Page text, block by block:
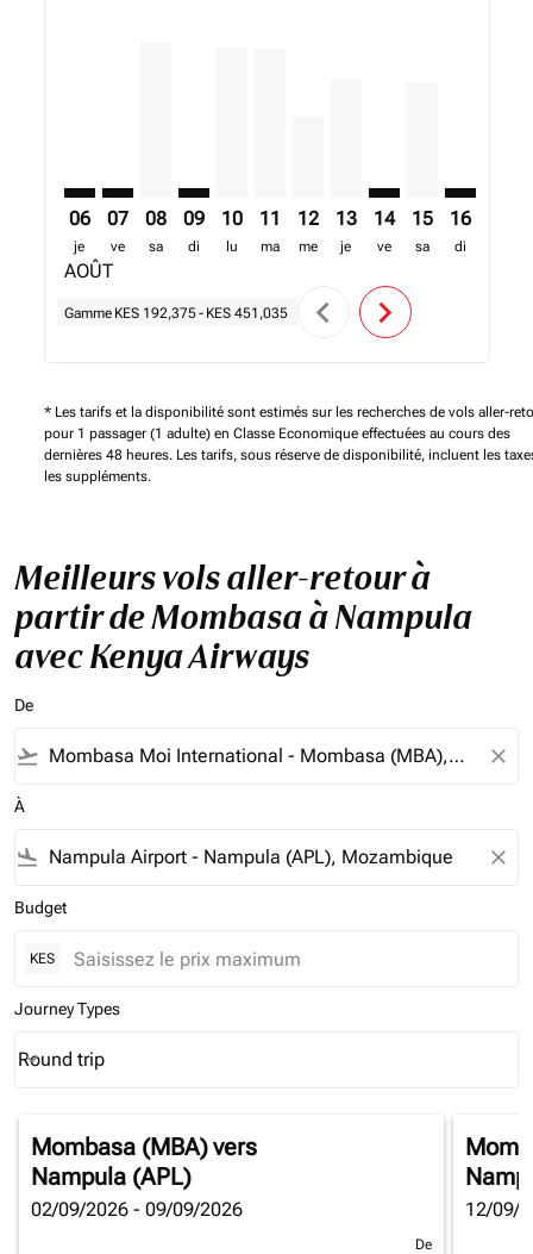
06
je
AOÛT
07
ve
08
sa
09
di
10
lu
11
ma
12
me
13
je
14
ve
15
sa
16
di
Gamme KES 192,375- KES 451,035 chevron_left chevron_right
* Les tarifs et la disponibilité sont estimés sur les recherches de vols aller-
pour 1 passager (1 adulte) en Classe Economique effectuées au cours des
dernières 48 heures. Les tarifs, sous réserve de disponibilité, incluent les
les suppléments.
Meilleurs vols aller-retour à
partir de Mombasa à Nampula
avec Kenya Airways
De
flight_takeoff close
À
flight_land close
Budget
KES
Journey Types
Journey Types option Round trip Selected
Round trip
keyboard_arrow_down
Mombasa (MBA)vers
Nampula (APL)
02/09/2026 - 09/09/2026
De
12/09/